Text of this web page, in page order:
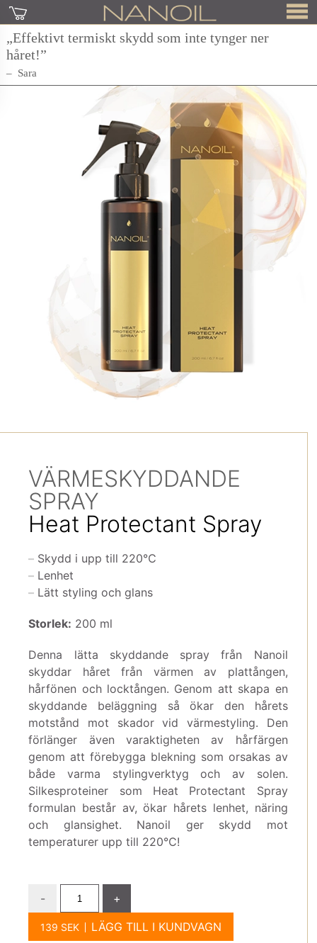
„Effektivt termiskt skydd som inte tynger ner
håret!”
Sara
VÄRMESKYDDANDE
SPRAY
Heat Protectant Spray
Skydd i upp till 220℃
Lenhet
Lätt styling och glans
Storlek: 200 ml
Denna lätta skyddande spray från Nanoil
skyddar håret från värmen av plattången,
hårfönen och locktången. Genom att skapa en
skyddande beläggning så ökar den hårets
motstånd mot skador vid värmestyling. Den
förlänger även varaktigheten av hårfärgen
genom att förebygga blekning som orsakas av
både varma stylingverktyg och av solen.
Silkesproteiner som Heat Protectant Spray
formulan består av, ökar hårets lenhet, näring
och glansighet. Nanoil ger skydd mot
temperaturer upp till 220℃!
-
+
LÄGG TILL I KUNDVAGN